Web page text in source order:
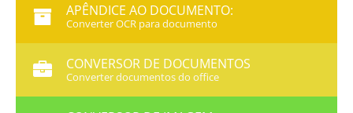
APÊNDICE AO DOCUMENTO:
Converter OCR para documento
CONVERSOR DE DOCUMENTOS
Converter documentos do office